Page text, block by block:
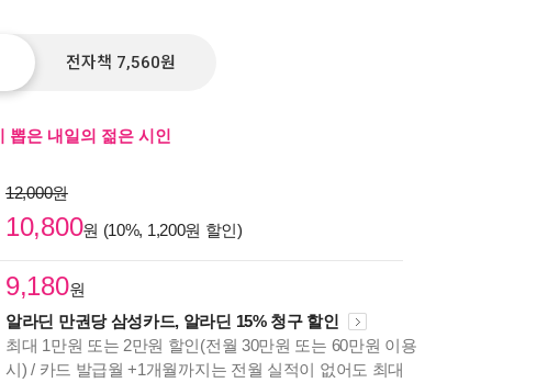
전자책 7,560원
뽑은 내일의 젊은 시인
12,000원
10,800원 (10%, 1,200원 할인)
9,180원
알라딘 만권당 삼성카드, 알라딘 15% 청구 할인
최대 1만원 또는 2만원 할인(전월 30만원 또는 60만원 이용
시) / 카드 발급월 +1개월까지는 전월 실적이 없어도 최대